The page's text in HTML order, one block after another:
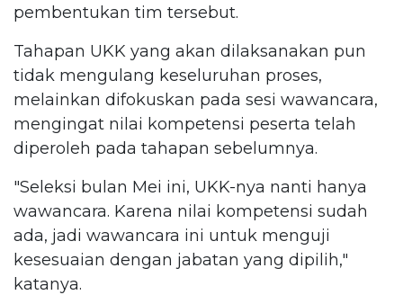
pembentukan tim tersebut.
Tahapan UKK yang akan dilaksanakan pun
tidak mengulang keseluruhan proses,
melainkan difokuskan pada sesi wawancara,
mengingat nilai kompetensi peserta telah
diperoleh pada tahapan sebelumnya.
"Seleksi bulan Mei ini, UKK-nya nanti hanya
wawancara. Karena nilai kompetensi sudah
ada, jadi wawancara ini untuk menguji
kesesuaian dengan jabatan yang dipilih,"
katanya.